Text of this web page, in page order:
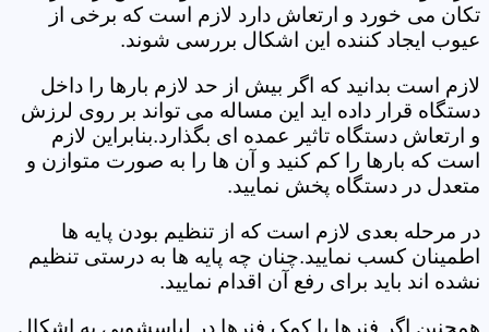
تکان می خورد و ارتعاش دارد لازم است که برخی از
عیوب ایجاد کننده این اشکال بررسی شوند.
لازم است بدانید که اگر بیش از حد لازم بارها را داخل
دستگاه قرار داده اید این مساله می تواند بر روی لرزش
و ارتعاش دستگاه تاثیر عمده ای بگذارد.بنابراین لازم
است که بارها را کم کنید و آن ها را به صورت متوازن و
متعدل در دستگاه پخش نمایید.
در مرحله بعدی لازم است که از تنظیم بودن پایه ها
اطمینان کسب نمایید.چنان چه پایه ها به درستی تنظیم
نشده اند باید برای رفع آن اقدام نمایید.
همچنین اگر فنرها یا کمک فنرها در لباسشویی به اشکال